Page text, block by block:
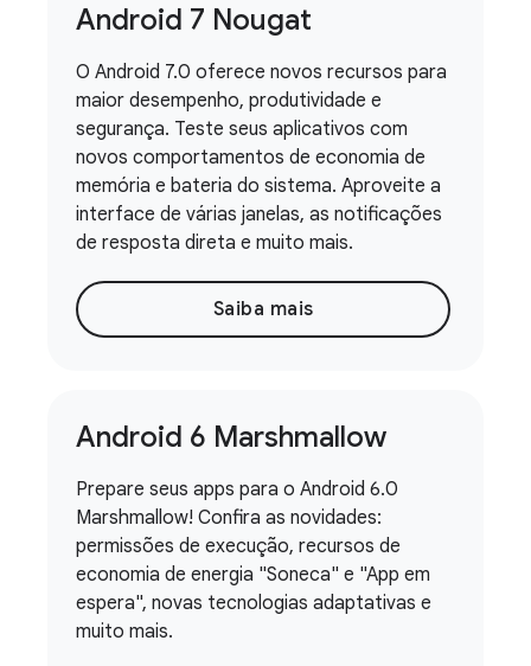
Android 7 Nougat
O Android 7.0 oferece novos recursos para
maior desempenho, produtividade e
segurança. Teste seus aplicativos com
novos comportamentos de economia de
memória e bateria do sistema. Aproveite a
interface de várias janelas, as notificações
de resposta direta e muito mais.
Saiba mais
Android 6 Marshmallow
Prepare seus apps para o Android 6.0
Marshmallow! Confira as novidades:
permissões de execução, recursos de
economia de energia "Soneca" e "App em
espera", novas tecnologias adaptativas e
muito mais.